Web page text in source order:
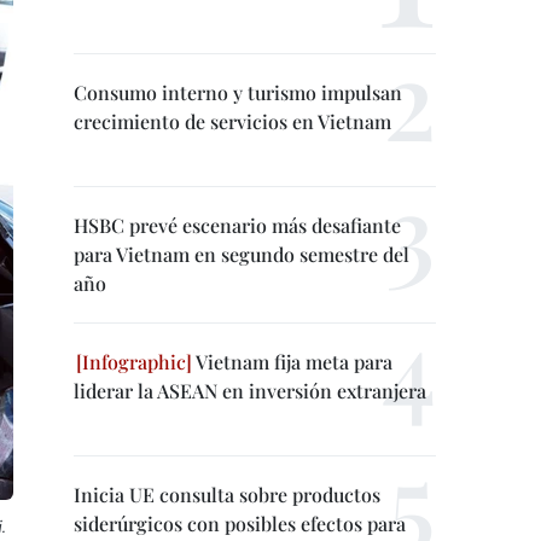
Consumo interno y turismo impulsan
crecimiento de servicios en Vietnam
HSBC prevé escenario más desafiante
para Vietnam en segundo semestre del
año
Vietnam fija meta para
liderar la ASEAN en inversión extranjera
Inicia UE consulta sobre productos
siderúrgicos con posibles efectos para